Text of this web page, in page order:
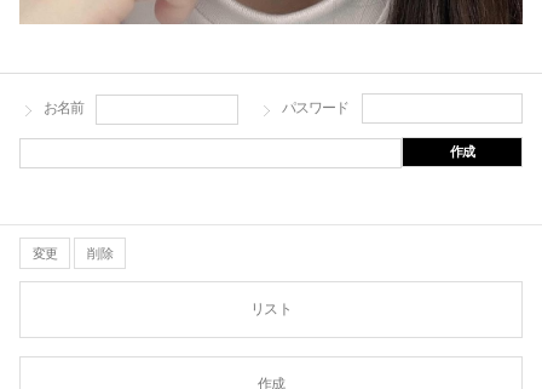
お名前 パスワード
作成
変更 削除
リスト
作成